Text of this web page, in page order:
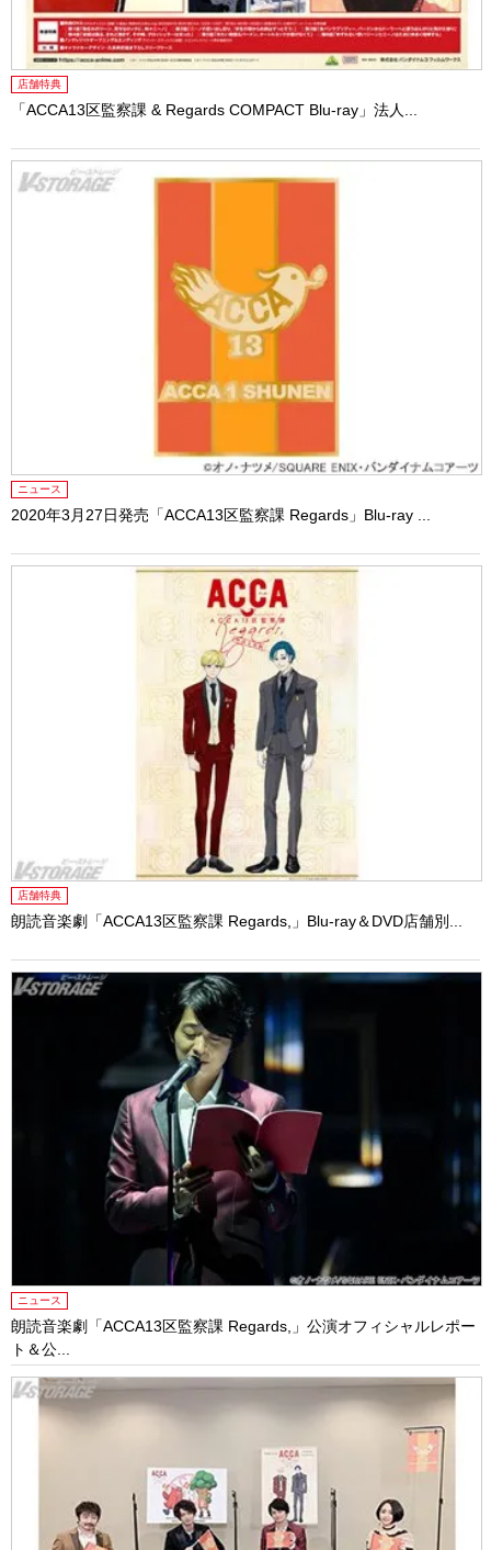
店舗特典
「ACCA13区監察課 & Regards COMPACT Blu-ray」法人...
ニュース
2020年3月27日発売「ACCA13区監察課 Regards」Blu-ray ...
店舗特典
朗読音楽劇「ACCA13区監察課 Regards,」Blu-ray＆DVD店舗別...
ニュース
朗読音楽劇「ACCA13区監察課 Regards,」公演オフィシャルレポー
ト＆公...